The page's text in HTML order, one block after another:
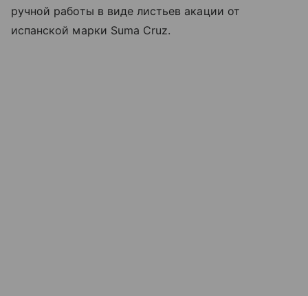
ручной работы в виде листьев акации от
испанской марки Suma Cruz.